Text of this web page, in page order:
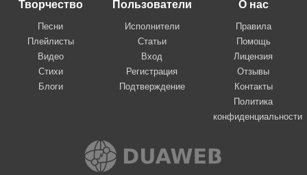
Творчество
Песни
Плейлисты
Видео
Стихи
Блоги
Пользователи
Исполнители
Статьи
Вход
Регистрация
Подтверждение
О нас
Правила
Помощь
Лицензия
Отзывы
Контакты
Политика
конфиденциальности